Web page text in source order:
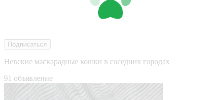
Подписаться
Невские маскарадные кошки в соседних городах
91 объявление